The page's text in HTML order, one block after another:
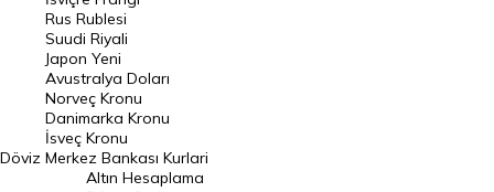
Riyal Kuru
Avustralya Doları
Danimarka Kronu Kuru
Kanada Doları Kuru
Norveç Kronu Kuru
Döviz
Rus Rublesi
Suudi Riyali
Japon Yeni
Avustralya Doları
Norveç Kronu
Danimarka Kronu
İsveç Kronu
Merkez Bankası Kurlari
Altın Hesaplama